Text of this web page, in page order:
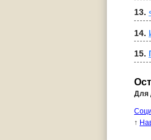
13.
14.
15.
Для
↑